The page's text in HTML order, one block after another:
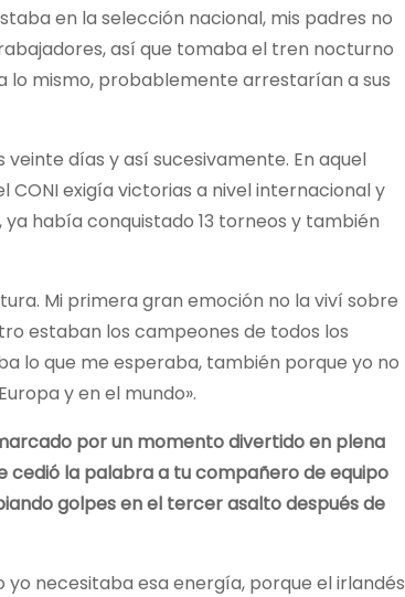
en la selección nacional, mis padres no
así que tomaba el tren nocturno
lo mismo, probablemente arrestarían a sus
días y así sucesivamente. En aquel
exigía victorias a nivel internacional y
había conquistado 13 torneos y también
Mi primera gran emoción no la viví sobre
estaban los campeones de todos los
lo que me esperaba, también porque yo no
y en el mundo».
por un momento divertido en plena
cedió la palabra a tu compañero de equipo
golpes en el tercer asalto después de
necesitaba esa energía, porque el irlandés